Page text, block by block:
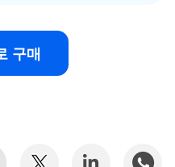
구매